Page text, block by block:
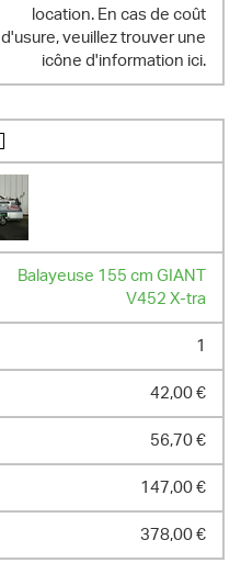
location. En cas de coût
d'usure, veuillez trouver une
icône d'information ici.
Balayeuse 155 cm GIANT
V452 X-tra
1
42,00 €
56,70 €
147,00 €
378,00 €